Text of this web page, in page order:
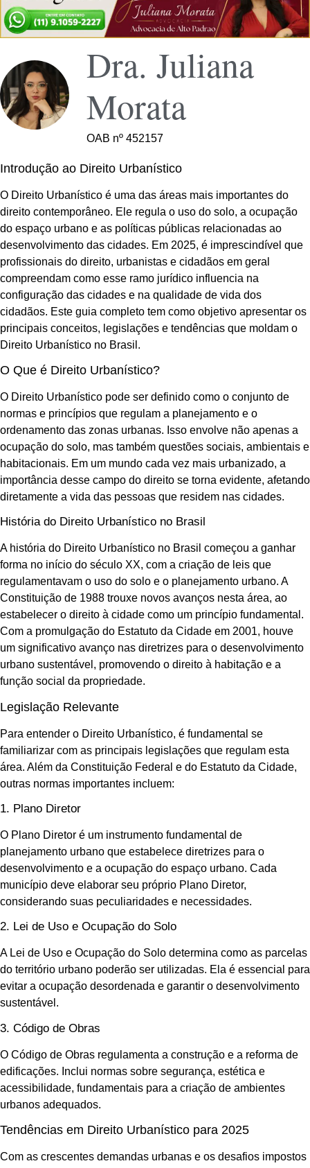
Dra. Juliana
Morata
OAB nº 452157
Introdução ao Direito Urbanístico
O Direito Urbanístico é uma das áreas mais importantes do
direito contemporâneo. Ele regula o uso do solo, a ocupação
do espaço urbano e as políticas públicas relacionadas ao
desenvolvimento das cidades. Em 2025, é imprescindível que
profissionais do direito, urbanistas e cidadãos em geral
compreendam como esse ramo jurídico influencia na
configuração das cidades e na qualidade de vida dos
cidadãos. Este guia completo tem como objetivo apresentar os
principais conceitos, legislações e tendências que moldam o
Direito Urbanístico no Brasil.
O Que é Direito Urbanístico?
O Direito Urbanístico pode ser definido como o conjunto de
normas e princípios que regulam a planejamento e o
ordenamento das zonas urbanas. Isso envolve não apenas a
ocupação do solo, mas também questões sociais, ambientais e
habitacionais. Em um mundo cada vez mais urbanizado, a
importância desse campo do direito se torna evidente, afetando
diretamente a vida das pessoas que residem nas cidades.
História do Direito Urbanístico no Brasil
A história do Direito Urbanístico no Brasil começou a ganhar
forma no início do século XX, com a criação de leis que
regulamentavam o uso do solo e o planejamento urbano. A
Constituição de 1988 trouxe novos avanços nesta área, ao
estabelecer o direito à cidade como um princípio fundamental.
Com a promulgação do Estatuto da Cidade em 2001, houve
um significativo avanço nas diretrizes para o desenvolvimento
urbano sustentável, promovendo o direito à habitação e a
função social da propriedade.
Legislação Relevante
Para entender o Direito Urbanístico, é fundamental se
familiarizar com as principais legislações que regulam esta
área. Além da Constituição Federal e do Estatuto da Cidade,
outras normas importantes incluem:
1. Plano Diretor
O Plano Diretor é um instrumento fundamental de
planejamento urbano que estabelece diretrizes para o
desenvolvimento e a ocupação do espaço urbano. Cada
município deve elaborar seu próprio Plano Diretor,
considerando suas peculiaridades e necessidades.
2. Lei de Uso e Ocupação do Solo
A Lei de Uso e Ocupação do Solo determina como as parcelas
do território urbano poderão ser utilizadas. Ela é essencial para
evitar a ocupação desordenada e garantir o desenvolvimento
sustentável.
3. Código de Obras
O Código de Obras regulamenta a construção e a reforma de
edificações. Inclui normas sobre segurança, estética e
acessibilidade, fundamentais para a criação de ambientes
urbanos adequados.
Tendências em Direito Urbanístico para 2025
Com as crescentes demandas urbanas e os desafios impostos